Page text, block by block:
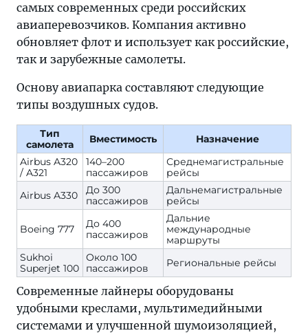
самых современных среди российских
авиаперевозчиков. Компания активно
обновляет флот и использует как российские,
так и зарубежные самолеты.
Основу авиапарка составляют следующие
типы воздушных судов.
Тип
самолета
Вместимость
Назначение
Airbus A320
/ A321
140–200
пассажиров
Среднемагистральные
рейсы
Airbus A330
До 300
пассажиров
Дальнемагистральные
рейсы
Boeing 777
До 400
пассажиров
Дальние
международные
маршруты
Sukhoi
Superjet 100
Около 100
пассажиров
Региональные рейсы
Современные лайнеры оборудованы
удобными креслами, мультимедийными
системами и улучшенной шумоизоляцией,